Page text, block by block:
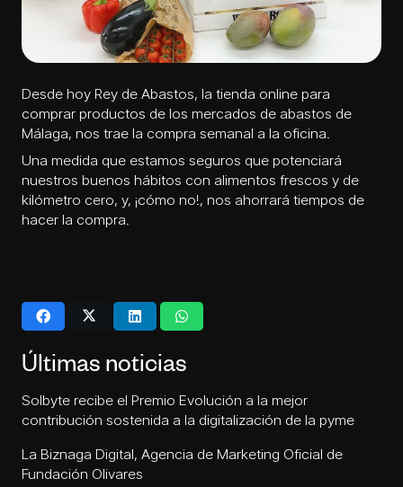
Desde hoy Rey de Abastos, la tienda online para
comprar productos de los mercados de abastos de
Málaga, nos trae la compra semanal a la oficina.
Una medida que estamos seguros que potenciará
nuestros buenos hábitos con alimentos frescos y de
kilómetro cero, y, ¡cómo no!, nos ahorrará tiempos de
hacer la compra.
Últimas noticias
Solbyte recibe el Premio Evolución a la mejor
contribución sostenida a la digitalización de la pyme
La Biznaga Digital, Agencia de Marketing Oficial de
Fundación Olivares